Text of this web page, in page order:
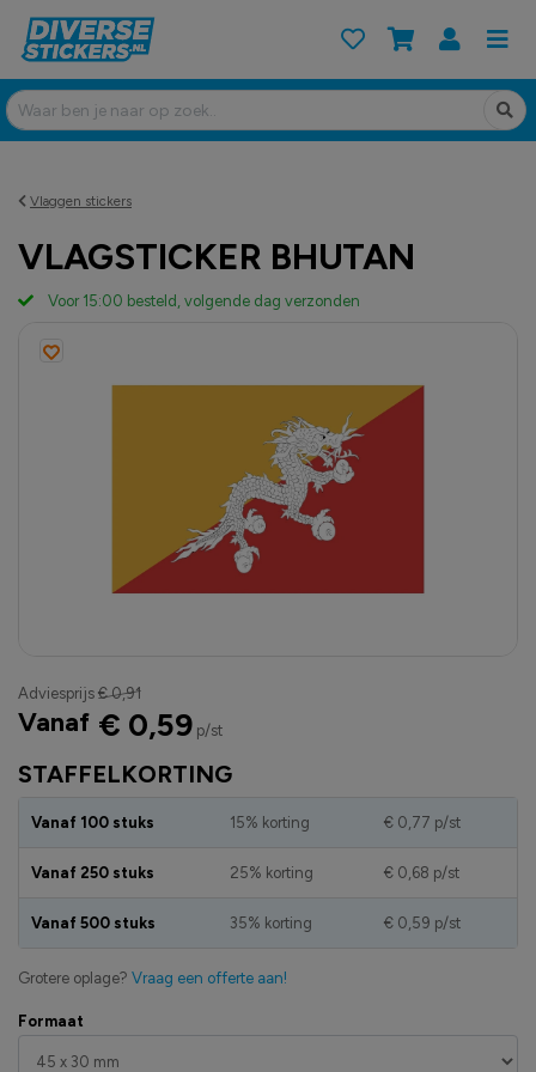
Vlaggen stickers
VLAGSTICKER BHUTAN
Formaat
STAFFELKORTING
Vanaf 100 stuks 15% korting € 0,77 p/st
Vanaf 250 stuks 25% korting € 0,68 p/st
Vanaf 500 stuks 35% korting € 0,59 p/st
Grotere oplage? Vraag een offerte aan!
Adviesprijs € 0,91
Vanaf € 0,59p/st
Voor 15:00 besteld, volgende dag verzonden